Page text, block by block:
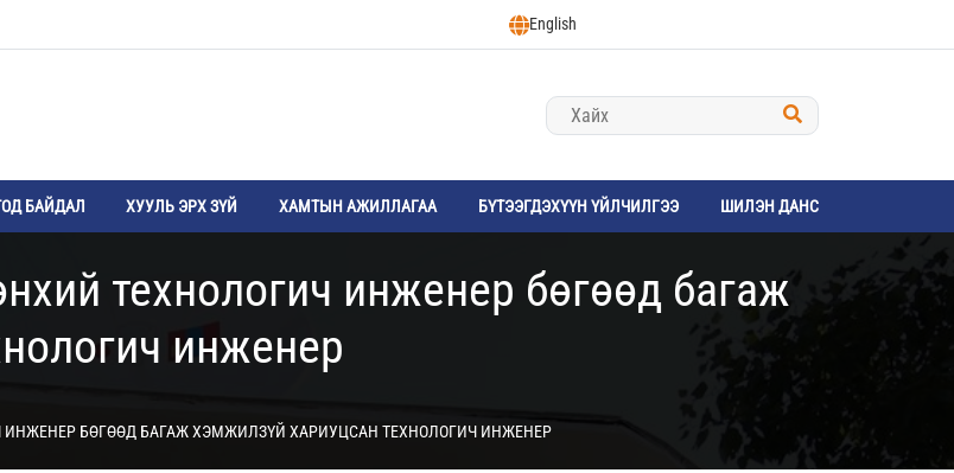
English
БАЙДАЛ ХУУЛЬ ЭРХ ЗҮЙ ХАМТЫН АЖИЛЛАГАА БҮТЭЭГДЭХҮҮН ҮЙЛЧИЛГЭЭ ШИЛЭН ДАНС
технологич инженер бөгөөд багаж
инженер
БӨГӨӨД БАГАЖ ХЭМЖИЛЗҮЙ ХАРИУЦСАН ТЕХНОЛОГИЧ ИНЖЕНЕР